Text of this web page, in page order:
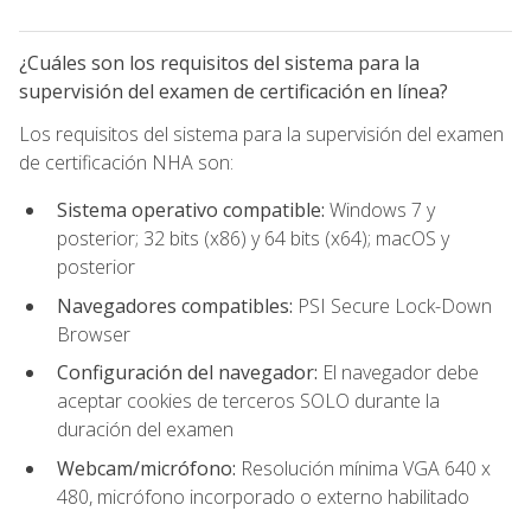
¿Cuáles son los requisitos del sistema para la
supervisión del examen de certificación en línea?
Los requisitos del sistema para la supervisión del examen
de certificación NHA son:
Sistema operativo compatible: Windows 7 y
posterior; 32 bits (x86) y 64 bits (x64); macOS y
posterior
Navegadores compatibles: PSI Secure Lock-Down
Browser
Configuración del navegador: El navegador debe
aceptar cookies de terceros SOLO durante la
duración del examen
Webcam/micrófono: Resolución mínima VGA 640 x
480, micrófono incorporado o externo habilitado